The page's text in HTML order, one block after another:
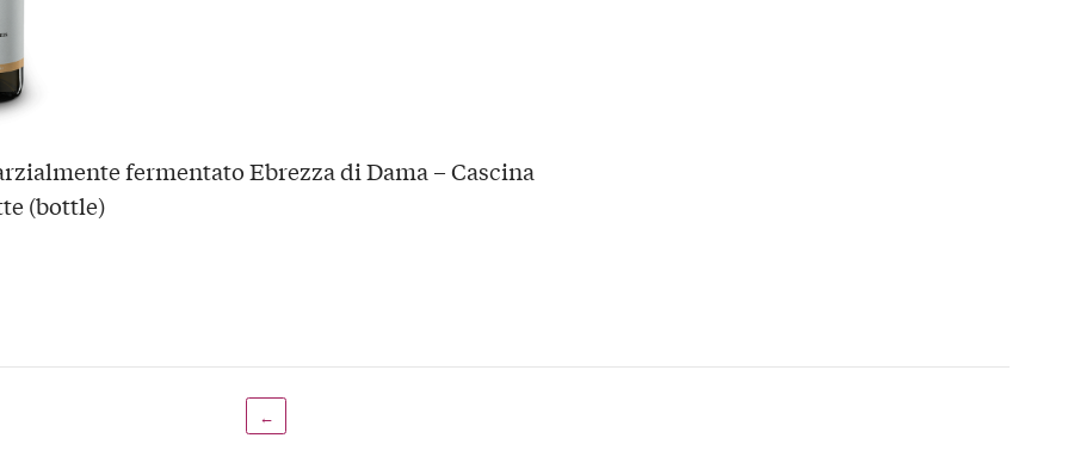
fermentato Ebrezza di Dama – Cascina
(bottle)
←